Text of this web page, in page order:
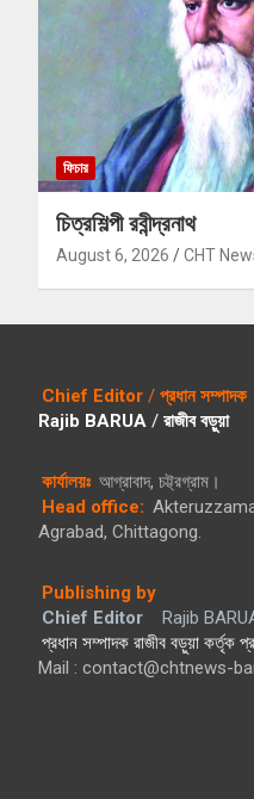
ফিচার
চিত্রশিল্পী রবীন্দ্রনাথ
August 6, 2026 CHT
Chief Editor / প্রধান সম্পাদক
Rajib BARUA / রাজীব বড়ুয়া
কার্যালয়ঃ আগ্রাবাদ, চট্ট্রগ্রাম।
Head office:
Agrabad, Chittagong.
Publishing by
Chief Editor
Rajib
প্রধান সম্পাদক রাজীব বড়ুয়া কর্তৃক
Mail : contact@chtnews-